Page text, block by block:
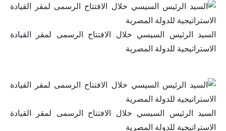
السيد الرئيس السيسي خلال الافتتاح الرسمى لمقر القيادة
الاستراتيجية للدولة المصرية
السيد الرئيس السيسي خلال الافتتاح الرسمى لمقر القيادة
الاستراتيجية للدولة المصرية